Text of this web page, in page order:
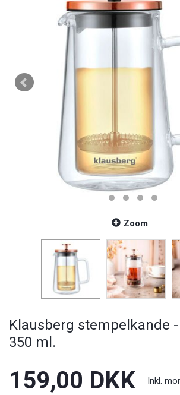
Zoom
Klausberg stempelkande
350 ml.
159,00 DKK Inkl.